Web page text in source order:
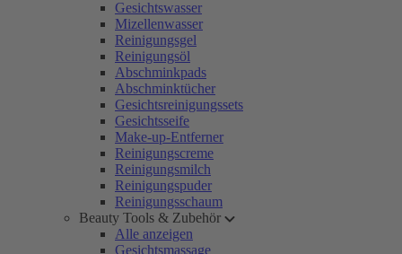
Gesichtswasser
Mizellenwasser
Reinigungsgel
Reinigungsöl
Abschminkpads
Abschminktücher
Gesichtsreinigungssets
Gesichtsseife
Make-up-Entferner
Reinigungscreme
Reinigungsmilch
Reinigungspuder
Reinigungsschaum
Beauty Tools & Zubehör
Alle anzeigen
Gesichtsmassage